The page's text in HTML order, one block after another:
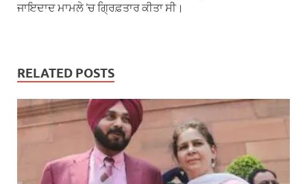
ਜਾਇਦਾਦ ਮਾਮਲੇ ’ਚ ਗ੍ਰਿਫ਼ਤਾਰ ਕੀਤਾ ਸੀ।
RELATED POSTS